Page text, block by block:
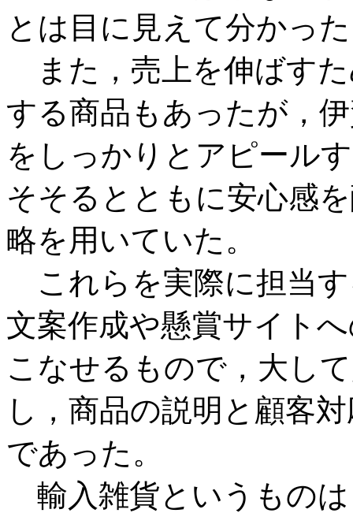
とは目に見えて分かっ
また，売上を伸ばす
する商品もあったが，
をしっかりとアピール
そそるとともに安心感
略を用いていた。
これらを実際に担当
文案作成や懸賞サイト
こなせるもので，大し
し，商品の説明と顧客
であった。
輸入雑貨というもの